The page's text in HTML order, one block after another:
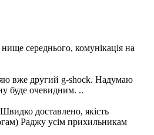
середнього, комунікація на
вже другий g-shock. Надумаю
буде очевидним. ..
доставлено, якість
Раджу усім прихильникам